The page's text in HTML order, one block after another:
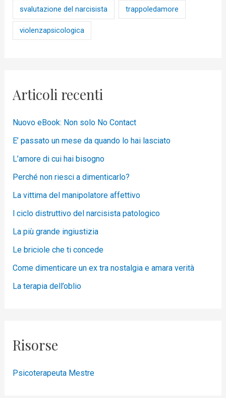
svalutazione del narcisista trappoledamore
violenzapsicologica
Articoli recenti
Nuovo eBook: Non solo No Contact
E’ passato un mese da quando lo hai lasciato
L’amore di cui hai bisogno
Perché non riesci a dimenticarlo?
La vittima del manipolatore affettivo
l ciclo distruttivo del narcisista patologico
La più grande ingiustizia
Le briciole che ti concede
Come dimenticare un ex tra nostalgia e amara verità
La terapia dell’oblio
Risorse
Psicoterapeuta Mestre